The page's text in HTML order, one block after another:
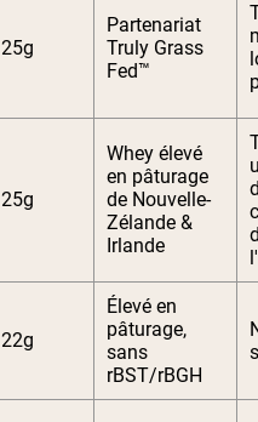
25g
Partenariat
Truly Grass
Fed™
25g
Whey élevé
en pâturage
de Nouvelle-
Zélande &
Irlande
22g
Élevé en
pâturage,
sans
rBST/rBGH